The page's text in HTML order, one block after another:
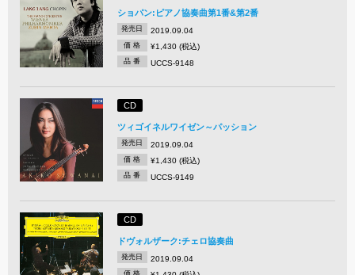
ショパン:ピアノ協奏曲第1番&第2番
発売日 2019.09.04
価 格 ¥1,430 (税込)
品 番 UCCS-9148
CD
ツィゴイネルワイゼン～パッション
発売日 2019.09.04
価 格 ¥1,430 (税込)
品 番 UCCS-9149
CD
ドヴォルザーク:チェロ協奏曲
発売日 2019.09.04
価 格